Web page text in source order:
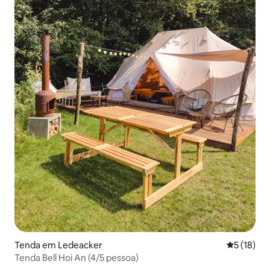
Tenda em Ledeacker
5 (18)
Tenda Bell Hoi An (4/5 pessoa)